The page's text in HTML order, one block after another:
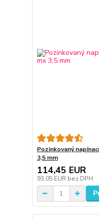
Pozinkovaný
3,5 mm
114,45 EUR
93,05 EUR bez DPH